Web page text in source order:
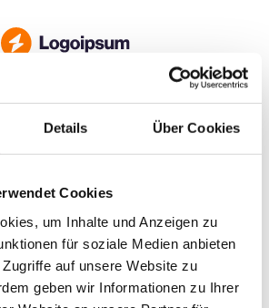
Details Über Cookies
Cookies
um Inhalte und Anzeigen zu
für soziale Medien anbieten
auf unsere Website zu
geben wir Informationen zu Ihrer
John!
your order, and we’re getting it ready.
has been sent to